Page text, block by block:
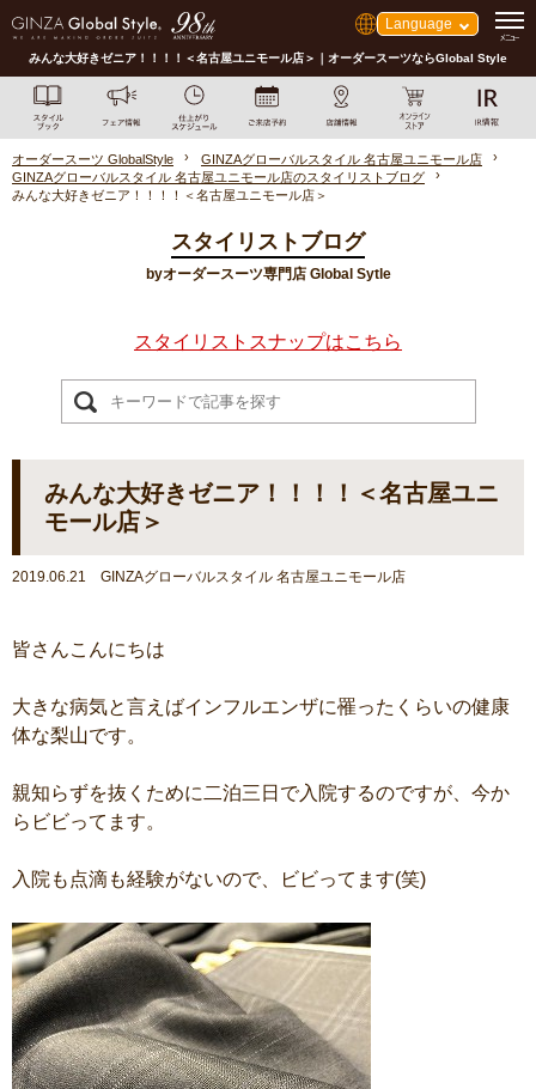
Language
みんな大好きゼニア！！！！＜名古屋ユニモール店＞｜オーダースーツならGlobal Style
オーダースーツ GlobalStyle
GINZAグローバルスタイル 名古屋ユニモール店
GINZAグローバルスタイル 名古屋ユニモール店のスタイリストブログ
みんな大好きゼニア！！！！＜名古屋ユニモール店＞
スタイリストブログ
byオーダースーツ専門店 Global Sytle
スタイリストスナップはこちら
みんな大好きゼニア！！！！＜名古屋ユニ
モール店＞
2019.06.21 GINZAグローバルスタイル 名古屋ユニモール店
皆さんこんにちは
大きな病気と言えばインフルエンザに罹ったくらいの健康
体な梨山です。
親知らずを抜くために二泊三日で入院するのですが、今か
らビビってます。
入院も点滴も経験がないので、ビビってます(笑)